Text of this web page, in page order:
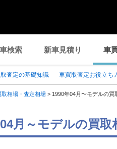
検索 新車見積り 車
査定の基礎知識 車買取査定お役立ち
相場・査定相場 > 1990年04月〜モデルの買
月～モデルの買取